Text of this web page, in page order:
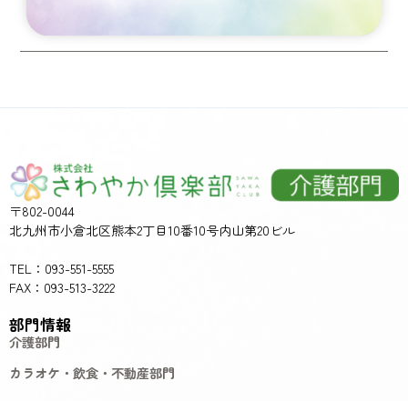
〒802-0044
北九州市小倉北区熊本2丁目10番10号内山第20ビル
TEL：093-551-5555
FAX：093-513-3222
部門情報
介護部門
カラオケ・飲食・不動産部門